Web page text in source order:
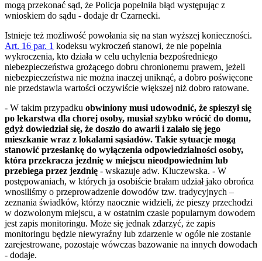
mogą przekonać sąd, że Policja popełniła błąd występując z
wnioskiem do sądu - dodaje dr Czarnecki.
Istnieje też możliwość powołania się na stan wyższej konieczności.
Art. 16 par. 1 kodeksu wykroczeń stanowi, że nie popełnia
wykroczenia, kto działa w celu uchylenia bezpośredniego
niebezpieczeństwa grożącego dobru chronionemu prawem, jeżeli
niebezpieczeństwa nie można inaczej uniknąć, a dobro poświęcone
nie przedstawia wartości oczywiście większej niż dobro ratowane.
- W takim przypadku obwiniony musi udowodnić, że spieszył się
po lekarstwa dla chorej osoby, musiał szybko wrócić do domu,
gdyż dowiedział się, że doszło do awarii i zalało się jego
mieszkanie wraz z lokalami sąsiadów. Takie sytuacje mogą
stanowić przesłankę do wyłączenia odpowiedzialności osoby,
która przekracza jezdnię w miejscu nieodpowiednim lub
przebiega przez jezdnię - wskazuje adw. Kluczewska. - W
postępowaniach, w których ja osobiście brałam udział jako obrońca
wnosiliśmy o przeprowadzenie dowodów tzw. tradycyjnych –
zeznania świadków, którzy naocznie widzieli, że pieszy przechodzi
w dozwolonym miejscu, a w ostatnim czasie popularnym dowodem
jest zapis monitoringu. Może się jednak zdarzyć, że zapis
monitoringu będzie niewyraźny lub zdarzenie w ogóle nie zostanie
zarejestrowane, pozostaje wówczas bazowanie na innych dowodach
- dodaje.